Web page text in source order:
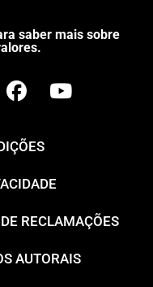
saber mais sobre
RECLAMAÇÕES
AUTORAIS